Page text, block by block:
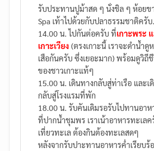
รับประทานปูม้าสด ๆ นั่งชิล ๆ ห้อยข
Spa เท้าไปด้วยกับปลาธรรมชาติครับ
14.00 น. ไปกันต่อครับ ที่เกาะพระ
เกาะเวียง (ตรงเกาะนี้ เราจะดำน้ำดู
เสือกันครับ ซึ่งเยอะมาก) พร้อมดูวิถี
ของชาวเกาะแท้ๆ
15.00 น. เดินทางกลับสู่ท่าเรือ และเ
กลับสู่โรงแรมที่พัก
18.00 น. รับคันเดิมรอรับไปทานอาห
ที่ปากน้ำชุมพร เราเน้าอาหารทะเลค
เที่ยวทะเล ต้องกินต้องทะเลสดๆ
หลังจากรับปาะทานอาหารค่ำเรียบร้